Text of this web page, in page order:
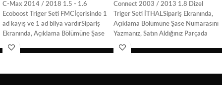
C-Max 2014 / 2018 1.5 - 1.6
Ecoboost Triger Seti FMC İçerisinde 1
ad kayış ve 1 ad bilya vardırSipariş
Ekranında, Açıklama Bölümüne Şase
Numarasını Yazmanız, Satın Aldığınız
Parçada oluşabilecek uyuşmazlık
Connect 2003 / 2013 1.8 Dizel
Triger Seti İTHALSipariş Ekranında,
Açıklama Bölümüne Şase Numarasını
Yazmanız, Satın Aldığınız Parçada
oluşabilecek uyuşmazlık sorunlarını
ortadan kaldıracaktır